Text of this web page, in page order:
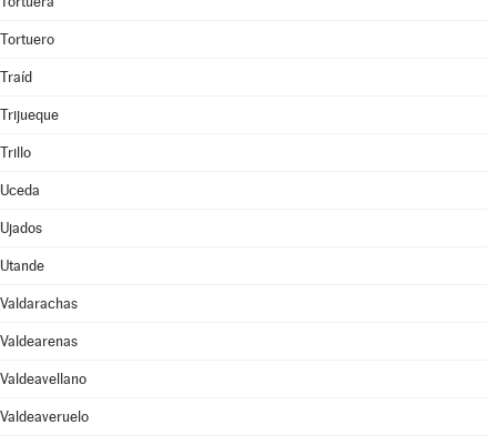
Tortuero
Traíd
Trijueque
Trillo
Uceda
Ujados
Utande
Valdarachas
Valdearenas
Valdeavellano
Valdeaveruelo